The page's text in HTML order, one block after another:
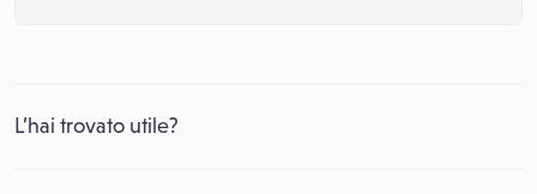
L’hai trovato utile?